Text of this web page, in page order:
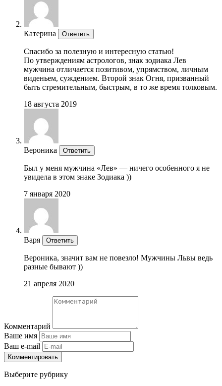
Катерина Ответить
Спасибо за полезную и интересную статью!
По утверждениям астрологов, знак зодиака Лев
мужчина отличается позитивом, упрямством, личным
виденьем, суждением. Второй знак Огня, призванный
быть стремительным, быстрым, в то же время толковым.
18 августа 2019
Вероника Ответить
Был у меня мужчина «Лев» — ничего особенного я не
увидела в этом знаке Зодиака ))
7 января 2020
Варя Ответить
Вероника, значит вам не повезло! Мужчины Львы ведь
разные бывают ))
21 апреля 2020
Комментарий
Ваше имя
Ваш e-mail
Комментировать
Выберите рубрику